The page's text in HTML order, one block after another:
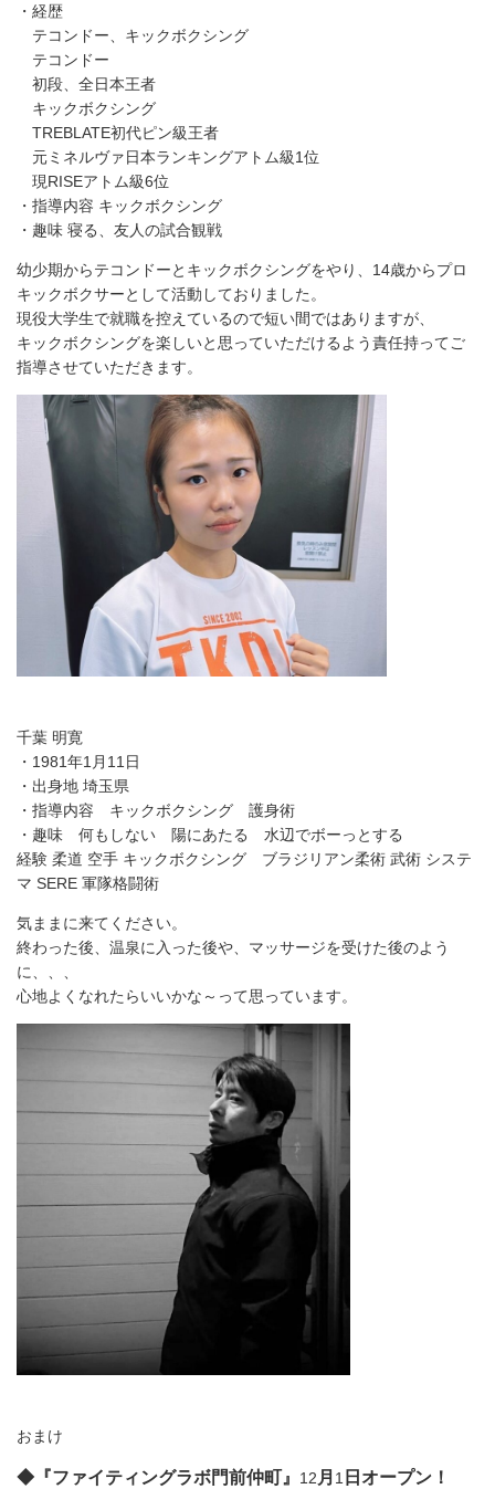
・経歴
テコンドー、キックボクシング
テコンドー
初段、全日本王者
キックボクシング
TREBLATE初代ピン級王者
元ミネルヴァ日本ランキングアトム級1位
現RISEアトム級6位
・指導内容 キックボクシング
・趣味 寝る、友人の試合観戦
幼少期からテコンドーとキックボクシングをやり、14歳からプロ
キックボクサーとして活動しておりました。
現役大学生で就職を控えているので短い間ではありますが、
キックボクシングを楽しいと思っていただけるよう責任持ってご
指導させていただきます。
千葉 明寛
・1981年1月11日
・出身地 埼玉県
・指導内容 キックボクシング 護身術
・趣味 何もしない 陽にあたる 水辺でボーっとする
経験 柔道 空手 キックボクシング ブラジリアン柔術 武術 システ
マ SERE 軍隊格闘術
気ままに来てください。
終わった後、温泉に入った後や、マッサージを受けた後のよう
に、、、
心地よくなれたらいいかな～って思っています。
おまけ
◆『ファイティングラボ門前仲町』 12 月 1 日オープン！